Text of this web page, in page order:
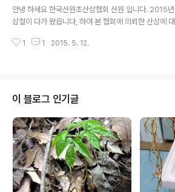
분은 여러가지 관념상 넘 큰 기대나 실망을 하지 마시고
순수한 맘으로 받아 주시기 바랍니다. 추가로 사진으로 감
올려 주시기 바랍니다. 의뢰한 산삼에 대한 부분입니다.
안녕 하세요 한국산원초산삼협회 산원 입니다. 2015
삼철이 다가 왔읍니다, 하여 본 협회에 의뢰한 산삼에
로써 모든 약초 중에 최고의 선약으로 알려 져 있읍니다,
있더라도 이해 하시고,가능한 오해의 소지가 없도록 최선
을 다 하겠읍니다. 1,본협회에서는 일단 산에서 채심한
삼에 대해서는 자연산삼 야생산삼 그리고 산삼 이라고
겠읍니다. 2,그외에 외래종과 인삼에 가까운삼 그리고
양삼 및 산양산삼에 대한 부분도 별도로 취급 합니
3,본 협회에 의..
1 1 2015. 5. 12.
이 블로그 인기글